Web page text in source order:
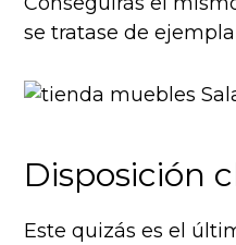
se tratase de
Disposición
Este quizás es el